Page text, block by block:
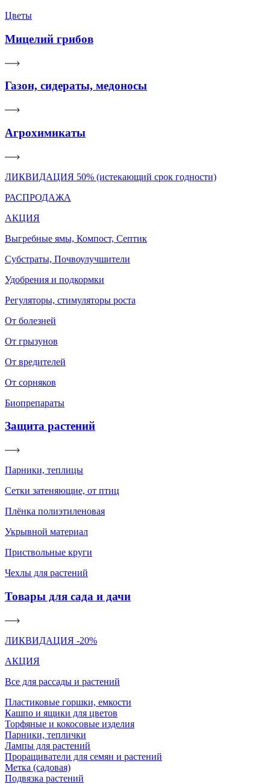
Цветы
Мицелий грибов
Газон, сидераты, медоносы
Агрохимикаты
ЛИКВИДАЦИЯ 50% (истекающий срок годности)
РАСПРОДАЖА
АКЦИЯ
Выгребные ямы, Компост, Септик
Субстраты, Почвоулучшители
Удобрения и подкормки
Регуляторы, стимуляторы роста
От болезней
От грызунов
От вредителей
От сорняков
Биопрепараты
Защита растений
Парники, теплицы
Сетки затеняющие, от птиц
Плёнка полиэтиленовая
Укрывной материал
Приствольные круги
Чехлы для растений
Товары для сада и дачи
ЛИКВИДАЦИЯ -20%
АКЦИЯ
Все для рассады и растений
Пластиковые горшки, емкости
Кашпо и ящики для цветов
Торфяные и кокосовые изделия
Парники, теплички
Лампы для растений
Проращиватели для семян и растений
Метка (садовая)
Подвязка растений